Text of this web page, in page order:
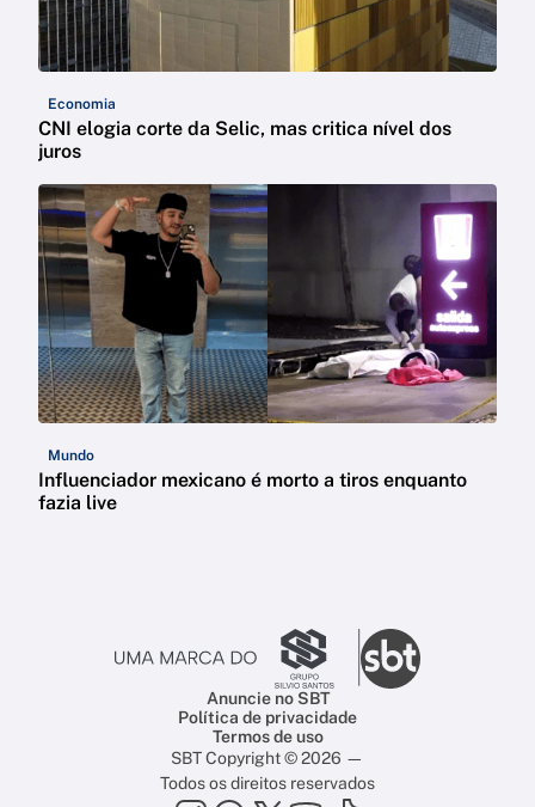
Economia
CNI elogia corte da Selic, mas critica nível dos
juros
Mundo
Influenciador mexicano é morto a tiros enquanto
fazia live
Anuncie no SBT
Política de privacidade
Termos de uso
SBT Copyright © 2026 —
Todos os direitos reservados